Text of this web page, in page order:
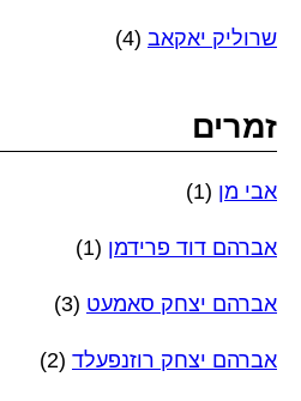
שרוליק יאקאב (4)
זמרים
אבי מן (1)
אברהם דוד פרידמן (1)
אברהם יצחק סאמעט (3)
אברהם יצחק רוזנפעלד (2)